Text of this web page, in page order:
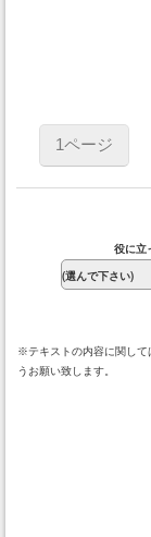
1ページ
役に立
※テキストの内容に関して
うお願い致します。